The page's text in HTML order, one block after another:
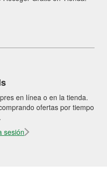
en línea o en la tienda.
ofertas por tiempo
sesión